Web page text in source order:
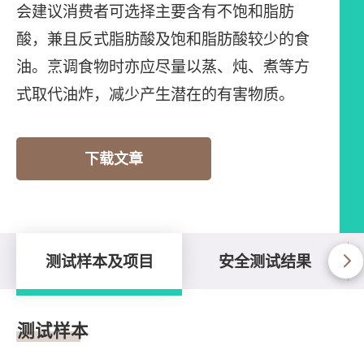
会建议消费者可选择主要含有不饱和脂肪
酸，兼且反式脂肪酸及饱和脂肪酸较少的食
油。烹调食物时亦应尽量以蒸、炖、煮等方
式取代油炸，减少产生潜在的有害物质。
下载文章
测试样本及项目 安全测试结果
测试样本及项目
测试样本